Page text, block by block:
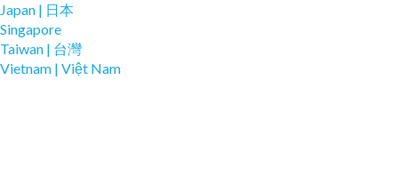
Japan | 日本
Singapore
Taiwan | 台灣
Vietnam | Việt Nam